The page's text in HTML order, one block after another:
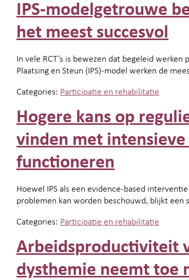
IPS-modelgetrouwe
het meest succesvol
In vele RCT’s is bewezen dat begeleid
Plaatsing en Steun (IPS)-model werken de
Categories: Participatie en rehabilitatie
Hogere kans op
vinden met
functioneren
Hoewel IPS als een evidence-based
problemen kan worden beschouwd, blijkt een
Categories: Participatie en rehabilitatie
Arbeidsproductiviteit
dysthemie neemt toe